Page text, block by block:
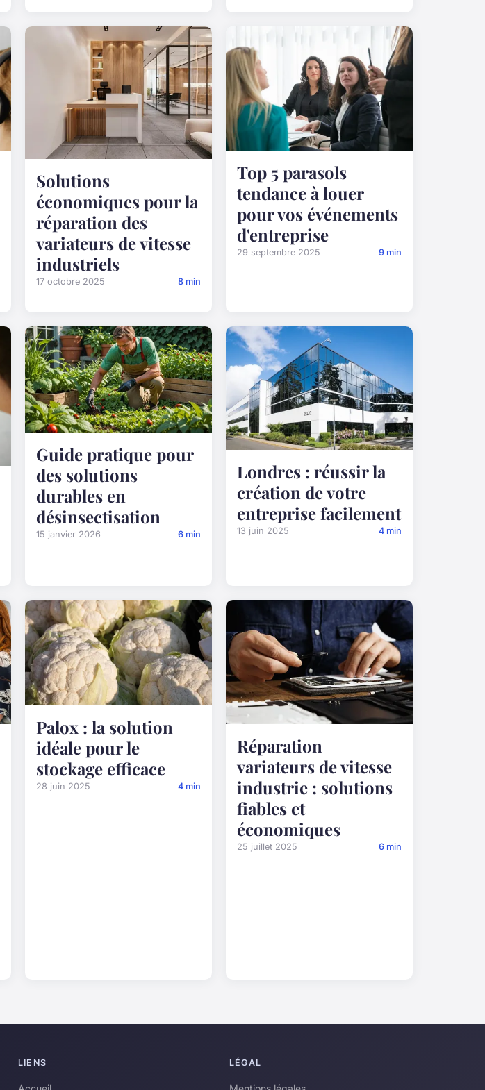
Solutions
économiques pour la
réparation des
variateurs de vitesse
industriels
17 octobre 2025 8 min
Top 5 parasols
tendance à louer
pour vos événements
d'entreprise
29 septembre 2025 9 min
Guide pratique pour
des solutions
durables en
désinsectisation
15 janvier 2026 6 min
Londres : réussir la
création de votre
entreprise facilement
13 juin 2025 4 min
Palox : la solution
idéale pour le
stockage efficace
28 juin 2025 4 min
Réparation
variateurs de vitesse
industrie : solutions
fiables et
économiques
25 juillet 2025 6 min
LIENS LÉGAL